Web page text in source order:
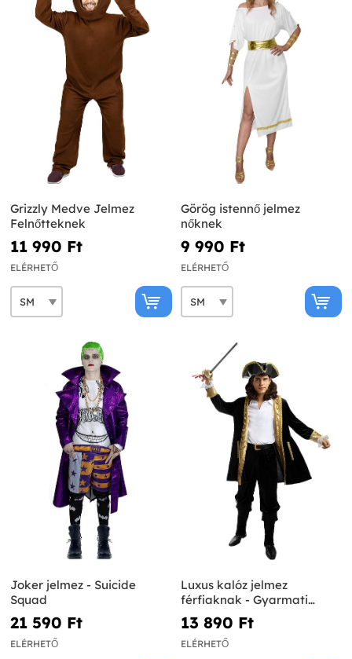
Grizzly Medve Jelmez
Felnőtteknek
11 990 Ft‎
ELÉRHETŐ
Görög istennő jelmez
nőknek
9 990 Ft‎
ELÉRHETŐ
Joker jelmez - Suicide
Squad
21 590 Ft‎
ELÉRHETŐ
Luxus kalóz jelmez
férfiaknak - Gyarmati
Kollekció
13 890 Ft‎
ELÉRHETŐ